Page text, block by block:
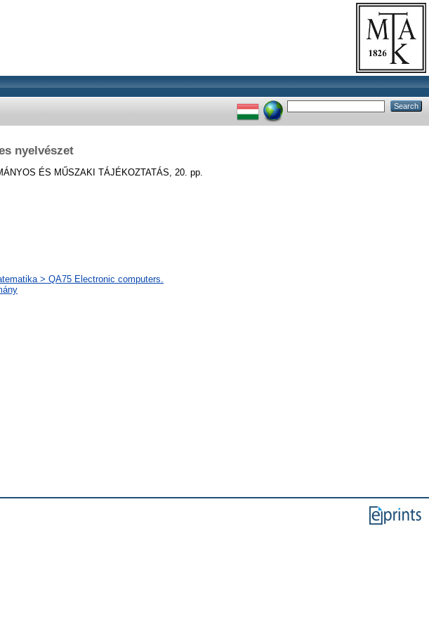
nyelvészet
ÉS MŰSZAKI TÁJÉKOZTATÁS, 20. pp.
> QA75 Electronic computers.